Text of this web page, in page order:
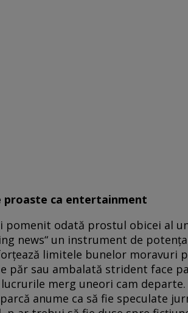
proaste ca entertainment
pomenit odată prostul obicei al
news“ un instrument de
limitele bunelor moravuri
păr sau ambalată strident face
merg uneori cam
anume ca să fie speculate